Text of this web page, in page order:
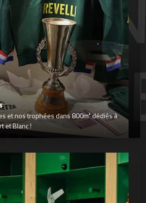
et nos trophées dans 800m² dédiés à
et Blanc !